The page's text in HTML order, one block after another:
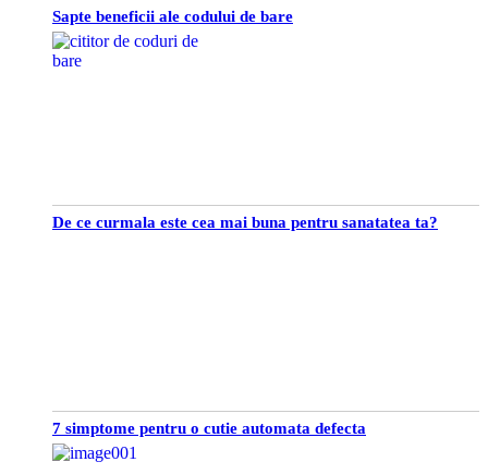
Sapte beneficii ale codului de bare
De ce curmala este cea mai buna pentru sanatatea ta?
7 simptome pentru o cutie automata defecta